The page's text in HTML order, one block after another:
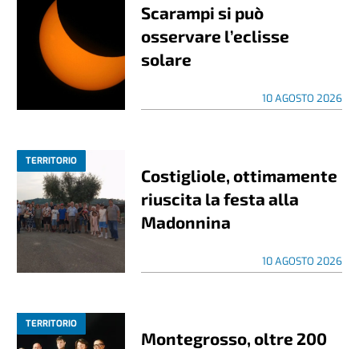
Scarampi si può
osservare l’eclisse
solare
10 AGOSTO 2026
TERRITORIO
Costigliole, ottimamente
riuscita la festa alla
Madonnina
10 AGOSTO 2026
TERRITORIO
Montegrosso, oltre 200